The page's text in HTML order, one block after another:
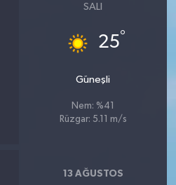
SALI
25°
Güneşli
Nem: %41
Rüzgar: 5.11 m/s
13 AĞUSTOS